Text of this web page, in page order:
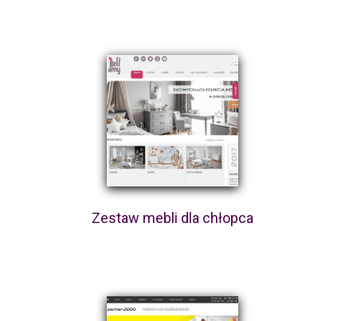
Zestaw mebli dla chłopca